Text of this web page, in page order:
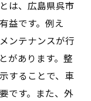
は、広島県呉市
益です。例え
ンテナンスが行
があります。整
することで、車
です。また、外